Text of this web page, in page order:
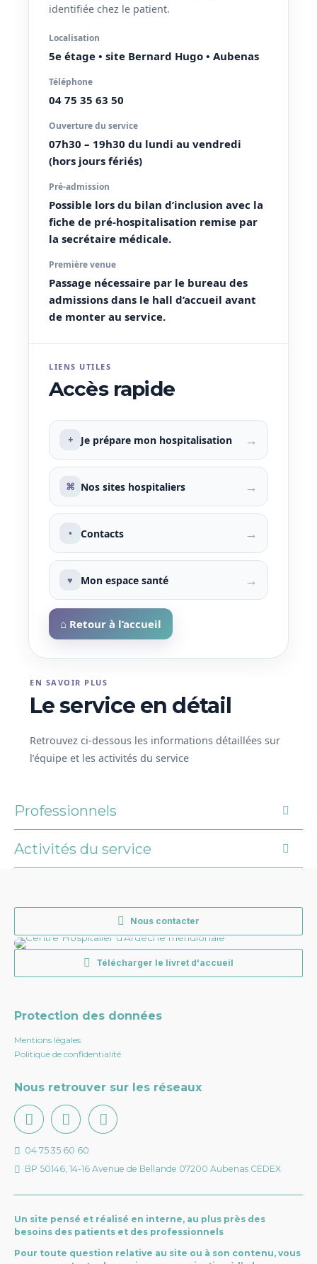
identifiée chez le patient.
Localisation
5e étage • site Bernard Hugo • Aubenas
Téléphone
04 75 35 63 50
Ouverture du service
07h30 – 19h30 du lundi au vendredi
(hors jours fériés)
Pré-admission
Possible lors du bilan d’inclusion avec la
fiche de pré-hospitalisation remise par
la secrétaire médicale.
Première venue
Passage nécessaire par le bureau des
admissions dans le hall d’accueil avant
de monter au service.
LIENS UTILES
Accès rapide
+ Je prépare mon hospitalisation →
⌘ Nos sites hospitaliers →
• Contacts →
♥ Mon espace santé →
⌂ Retour à l’accueil
EN SAVOIR PLUS
Le service en détail
Retrouvez ci-dessous les informations détaillées sur
l’équipe et les activités du service
Professionnels
psychologue, assistante sociale
Activités du service
12h00. De manière similaire à lachirurgie
, l’admission et la sortie du patient ont
ainsi lieu au cours de la même journée.
Généralement, une admission en
cas de figure suivants :
Pour des soins ou des bilans ne pouvant être
pratiqués qu’en milieu hospitalier ;
externe ou à domicile, mais pour lesquels le
d’une fragilité identifiée chez le patient.
Actes Pratiqués
médecine. L’oncologie y a particulièrement recours,
gastro-entérologie, rhumatologie, allergologie,
patchs antalgiques)…
Nous contacter
Télécharger le livret d'accueil
Protection des données
Mentions légales
Politique de confidentialité
Nous retrouver sur les réseaux
04 75 35 60 60
BP 50146, 14-16 Avenue de Bellande 07200 Aubenas CEDEX
Un site pensé et réalisé en interne, au plus près des
besoins des patients et des professionnels
Pour toute question relative au site ou à son contenu, vous